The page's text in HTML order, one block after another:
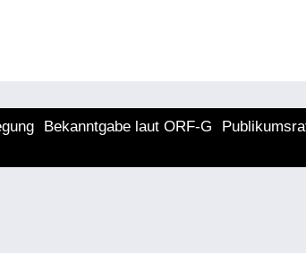
Bekanntgabe laut ORF-G